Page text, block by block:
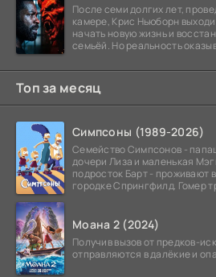
После семи долгих лет,
камере, Крис Ньюборн
начать новую жизнь и
семьёй. Но реальность
Топ за месяц
Симпсоны (1989-2026)
Семейство Симпсонов -
дочери Лиза и маленькая
подросток Барт - проживают
городке Спрингфилд. Гомер
Моана 2 (2024)
Получив вызов от предков-
отправляются в далёкие и